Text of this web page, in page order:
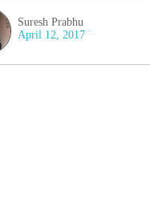
Suresh Prabhu
April 12, 2017